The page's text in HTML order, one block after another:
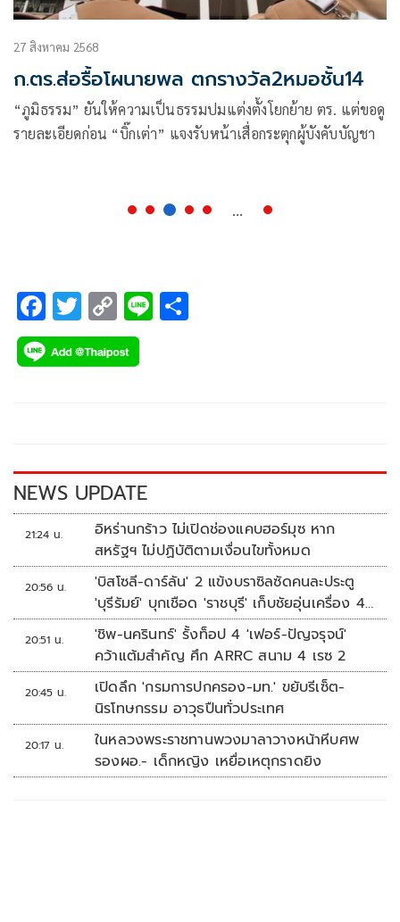
27 สิงหาคม 2568
ก.ตร.ส่อรื้อโผนายพล ตกรางวัล2หมอชั้น14
“ภูมิธรรม” ยันให้ความเป็นธรรมปมแต่งตั้งโยกย้าย ตร. แต่ขอดู
รายละเอียดก่อน “บิ๊กเต่า” แจงรับหน้าเสื่อกระตุกผู้บังคับบัญชา
...
F
ac
e
k
T
wi
tt
C
o
p
k
Li
NEWS UPDATE
21:24 น.
อิหร่านกร้าว ไม่เปิดช่องแคบฮอร์มุซ หาก
สหรัฐฯ ไม่ปฏิบัติตามเงื่อนไขทั้งหมด
20:56 น.
'บิสโซลี-ดาร์ลัน' 2 แข้งบราซิลซัดคนละประตู
'บุรีรัมย์' บุกเชือด 'ราชบุรี' เก็บชัยอุ่นเครื่อง 4
นัดรวด
20:51 น.
'ชิพ-นครินทร์' รั้งท็อป 4 'เฟอร์-ปัญจรุจน์'
คว้าแต้มสำคัญ ศึก ARRC สนาม 4 เรซ 2
20:45 น.
เปิดลึก 'กรมการปกครอง-มท.' ขยับรีเซ็ต-
นิรโทษกรรม อาวุธปืนทั่วประเทศ
20:17 น.
ในหลวงพระราชทานพวงมาลาวางหน้าหีบศพ
รองผอ.- เด็กหญิง เหยื่อเหตุกราดยิง